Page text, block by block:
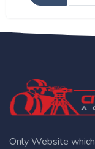
Only Website